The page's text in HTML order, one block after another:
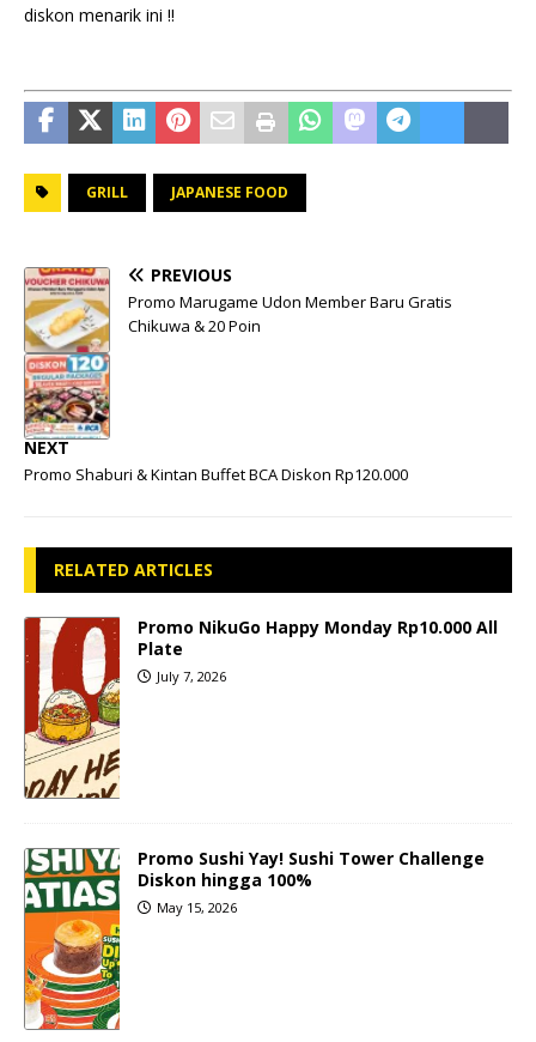
diskon menarik ini !!
GRILL JAPANESE FOOD
PREVIOUS
Promo Marugame Udon Member Baru Gratis
Chikuwa & 20 Poin
NEXT
Promo Shaburi & Kintan Buffet BCA Diskon Rp120.000
RELATED ARTICLES
Promo NikuGo Happy Monday Rp10.000 All
Plate
July 7, 2026
Promo Sushi Yay! Sushi Tower Challenge
Diskon hingga 100%
May 15, 2026